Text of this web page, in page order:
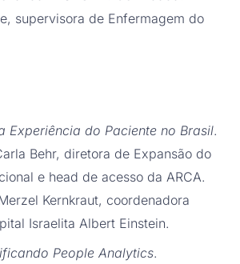
supervisora de Enfermagem do
Experiência do Paciente no Brasil.
Behr, diretora de Expansão do
e head de acesso da ARCA.
Kernkraut, coordenadora
Israelita Albert Einstein.
People Analytics.